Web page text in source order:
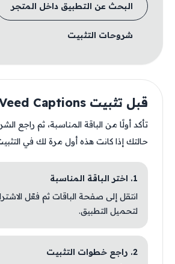
البحث عن التطبيق داخل المتجر
شروحات التثبيت
قبل تثبيت Veed Captions
تأكد أولًا من الباقة المناسبة، ثم راجع
حالتك إذا كانت هذه أول مرة لك في
1. اختر الباقة المناسبة
انتقل إلى صفحة الباقات ثم فعّل
لتحميل التطبيق.
2. راجع خطوات التثبيت